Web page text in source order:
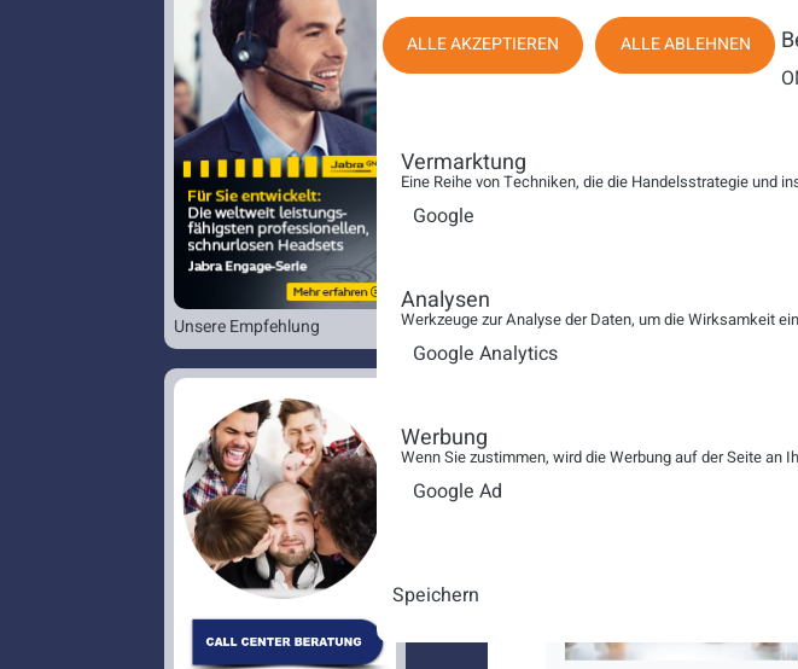
Unsere Empfehlung
ALLE AKZEPTIEREN ALLE ABLEHNEN
Vermarktung
Eine Reihe von Techniken, die die Handelsstrategie und
Google
Analysen
Werkzeuge zur Analyse der Daten, um die Wirksamkeit
Google Analytics
Werbung
Wenn Sie zustimmen, wird die Werbung auf der Seite an
Google Ad
Speichern